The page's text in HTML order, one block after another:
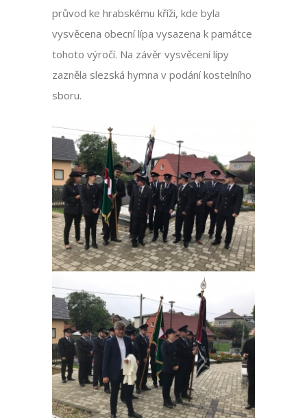
průvod ke hrabskému kříži, kde byla
vysvěcena obecní lípa vysazena k památce
tohoto výročí. Na závěr vysvěcení lípy
zazněla slezská hymna v podání kostelního
sboru.